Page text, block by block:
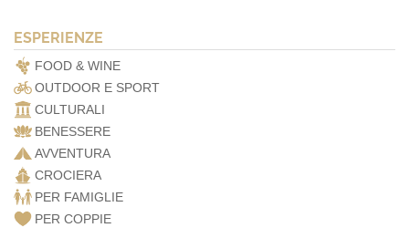
ESPERIENZE
FOOD & WINE
OUTDOOR E SPORT
CULTURALI
BENESSERE
AVVENTURA
CROCIERA
PER FAMIGLIE
PER COPPIE